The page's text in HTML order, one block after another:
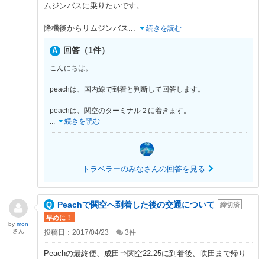
ムジンバスに乗りたいです。
降機後からリムジンバス... 続きを読む
回答（1件）
こんにちは。
peachは、国内線で到着と判断して回答します。
peachは、関空のターミナル２に着きます。
...
続きを読む
トラベラーのみなさんの回答を見る
Peachで関空へ到着した後の交通について
締切済
早めに！
投稿日：2017/04/23 3件
Peachの最終便、成田⇒関空22:25に到着後、吹田まで帰り
bymon
さん